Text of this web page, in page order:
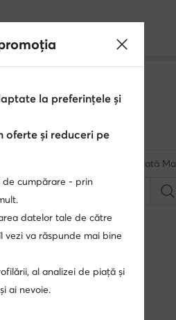
Botine cu talpă plată
pantofi dama eleganti
inalti dama Nike Dunk Low
la preferințele și
oferte și reduceri pe
de cumpărare - prin
datelor tale de către
vezi va răspunde mai bine
al analizei de piață și
ai nevoie.